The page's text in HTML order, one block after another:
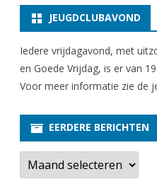
JEUGDCLUBAVOND
Iedere vrijdagavond, met
en Goede Vrijdag, is er van
Voor meer informatie zie de
EERDERE BERICHTEN
E
r